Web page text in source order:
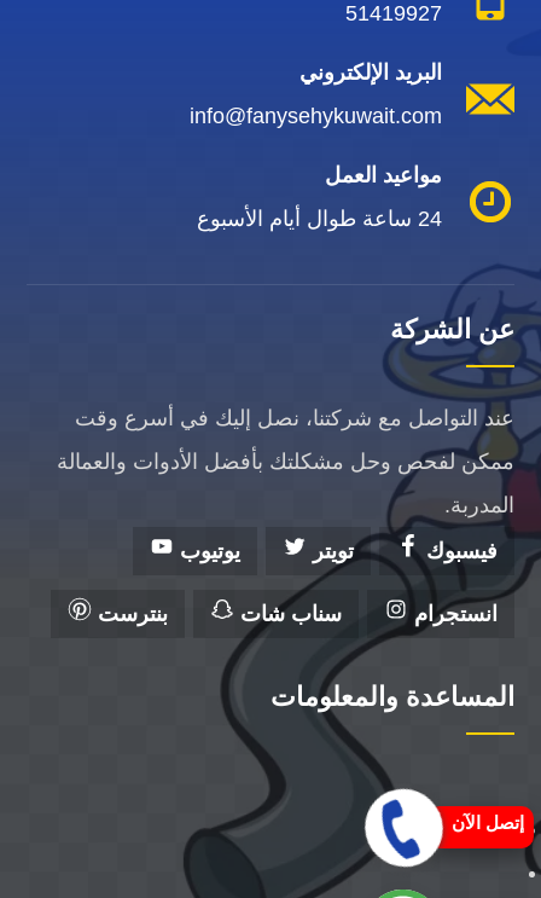
51419927
البريد الإلكتروني
info@fanysehykuwait.com
مواعيد العمل
24 ساعة طوال أيام الأسبوع
عن الشركة
عند التواصل مع شركتنا، نصل إليك في أسرع وقت
ممكن لفحص وحل مشكلتك بأفضل الأدوات والعمالة
المدربة.
فيسبوك
تويتر يوتيوب
انستجرام سناب شات بنترست
المساعدة والمعلومات
إتصل الآن